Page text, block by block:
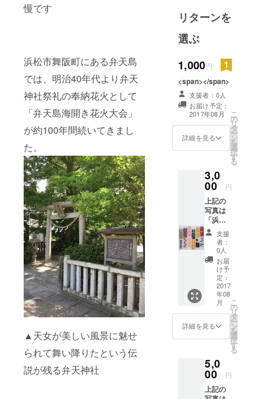
慢です
浜松市舞阪町にある弁天島
では、明治40年代より弁天
神社祭礼の奉納花火として
「弁天島海開き花火大会」
が約100年間続いてきまし
た。
▲天女が美しい風景に魅せ
られて舞い降りたという伝
説が残る弁天神社
ローガン
に、浜松商
工会議所の
支援を得て
結成され、
今年度（平
成29年度）
で68年を迎
える歴史あ
る経済団体
です。浜松
経済人で組
織され、自
主的に運営
されてお
り、自己研
鑽をテーマ
にさまざま
な問題につ
いて調査・
研究し活動
をしており
ます。
リターンを
選ぶ
1,000円
<span></span>
支援者：0人
お届け予定：
2017年08月
詳細を見る
こ
の
リ
タ
ー
ン
を
選
択
す
る
3,0
00 円
上記の
写真は
「浜松
注染そ
め」手
ぬぐい
の例で
す。こ
れから
浜名湖
弁天島
をイ
メージ
した特
製手ぬ
ぐいを
お返し
しま
す。（1
枚） 特
支援
者：
0人
お届
け予
定：
2017
年08
月
詳細を見る
こ
の
リ
タ
ー
ン
を
選
択
す
る
5,0
00 円
上記の